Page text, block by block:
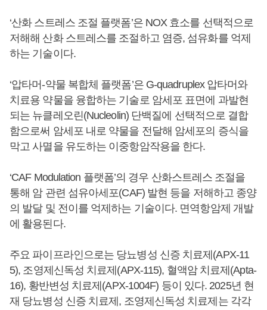
‘산화 스트레스 조절 플랫폼’은 NOX 효소를 선택적으로
저해해 산화 스트레스를 조절하고 염증, 섬유화를 억제
하는 기술이다.
‘압타머-약물 복합체 플랫폼’은 G-quadruplex 압타머와
치료용 약물을 융합하는 기술로 암세포 표면에 과발현
되는 뉴클레오린(Nucleolin) 단백질에 선택적으로 결합
함으로써 암세포 내로 약물을 전달해 암세포의 증식을
막고 사멸을 유도하는 이중항암작용을 한다.
‘CAF Modulation 플랫폼’의 경우 산화스트레스 조절을
통해 암 관련 섬유아세포(CAF) 발현 등을 저해하고 종양
의 발달 및 전이를 억제하는 기술이다. 면역항암제 개발
에 활용된다.
주요 파이프라인으로는 당뇨병성 신증 치료제(APX-11
5), 조영제신독성 치료제(APX-115), 혈액암 치료제(Apta-
16), 황반변성 치료제(APX-1004F) 등이 있다. 2025년 현
재 당뇨병성 신증 치료제, 조영제신독성 치료제는 각각